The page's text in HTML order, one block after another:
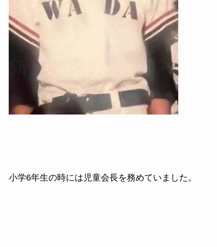
小学6年生の時には児童会長を務めていました。